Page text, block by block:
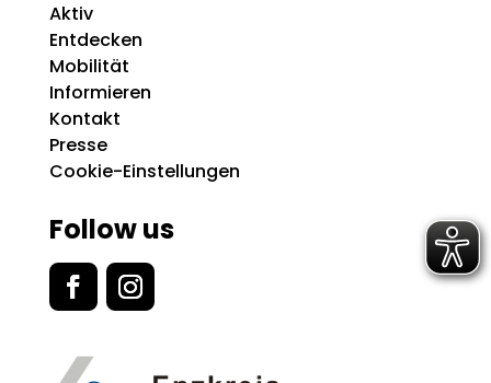
Aktiv
Entdecken
Mobilität
Informieren
Kontakt
Presse
Cookie-Einstellungen
Follow us